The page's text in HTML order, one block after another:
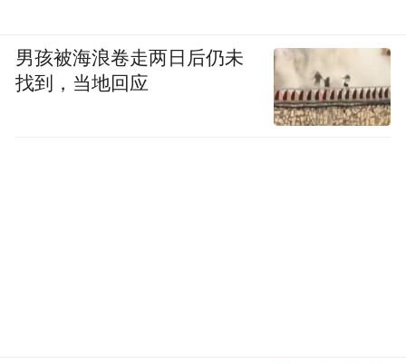
男孩被海浪卷走两日后仍未
找到，当地回应